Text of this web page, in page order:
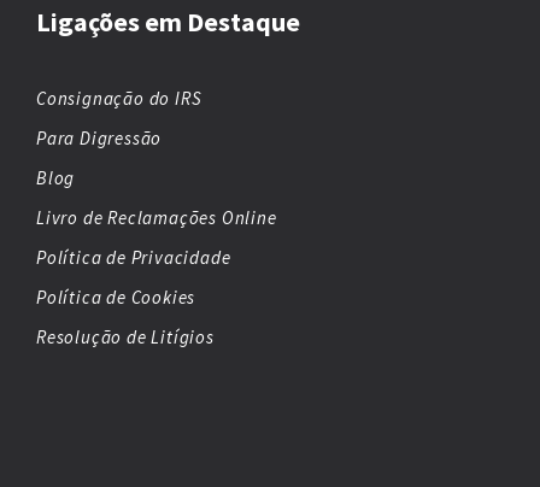
Ligações em Destaque
Consignação do IRS
Para Digressão
Blog
Livro de Reclamações Online
Política de Privacidade
Política de Cookies
Resolução de Litígios